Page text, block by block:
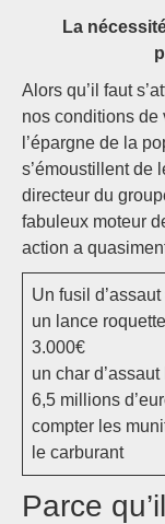
La
Alors qu’il faut
nos conditions de
l’épargne de la
s’émoustillent de
directeur du
fabuleux moteur
action a
Un fusil
un lance
3.000€
un char
6,5 millions
compter les
le carburant
Parce